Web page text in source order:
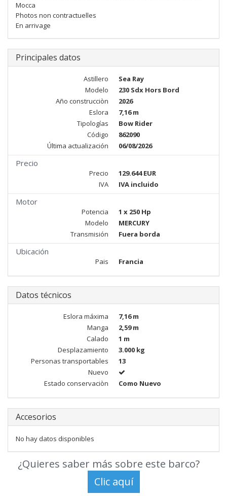
Mocca
Photos non contractuelles
En arrivage
Principales datos
Astillero
Sea Ray
Modelo
230 Sdx Hors Bord
Año construcciòn
2026
Eslora
7,16 m
Tipologías
Bow Rider
Código
862090
Última actualización
06/08/2026
Precio
Precio
129.644 EUR
IVA
IVA incluido
Motor
Potencia
1 x 250 Hp
Modelo
MERCURY
Transmisión
Fuera borda
Ubicación
Pais Francia
Datos técnicos
Eslora máxima
7,16 m
Manga
2,59 m
Calado
1 m
Desplazamiento
3.000 kg
Personas transportables
13
Nuevo
Estado conservaciòn
Como Nuevo
Accesorios
No hay datos disponibles
¿Quieres saber más sobre este barco?